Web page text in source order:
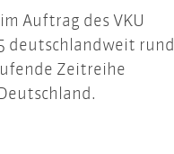
Auftrag des VKU
deutschlandweit rund
Zeitreihe